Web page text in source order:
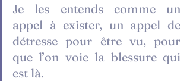
Je les entends comme un
appel à exister, un appel de
détresse pour être vu, pour
que l’on voie la blessure qui
est là.